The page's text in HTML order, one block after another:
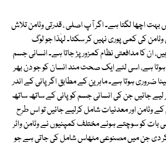
بہت اچھا لگتا ہے۔ اگر آپ اصلی ، قدرتی وٹامن تلاش
وٹامن کی کمی پوری نہیں کر سکتا۔ لہٰذا جو لوگ
ان کا مدافعتی نظام کمزور پڑ جاتا ہے۔ انسانی جسم
ہے، اسی لئے ایک صحت مند انسان کو جو دن بھر
ضروری ہوتا ہے۔ ماہرین کے مطابق اگر پانی کے اندر
جائیں جن کی انسانی جسم کو پانی کے ساتھ ساتھ
وٹامن اور معدنیات شامل کرلیے جائیں تو اس طرح
بات کو سوچتے ہوئے مختلف کمپنیوں نے وٹامن واٹر
کر دی جن میں مصنوعی مٹھاس شامل کی جاتی ہے جو